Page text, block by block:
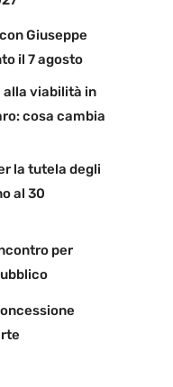
Giuseppe
il 7 agosto
alla viabilità in
cosa cambia
la tutela degli
al 30
per